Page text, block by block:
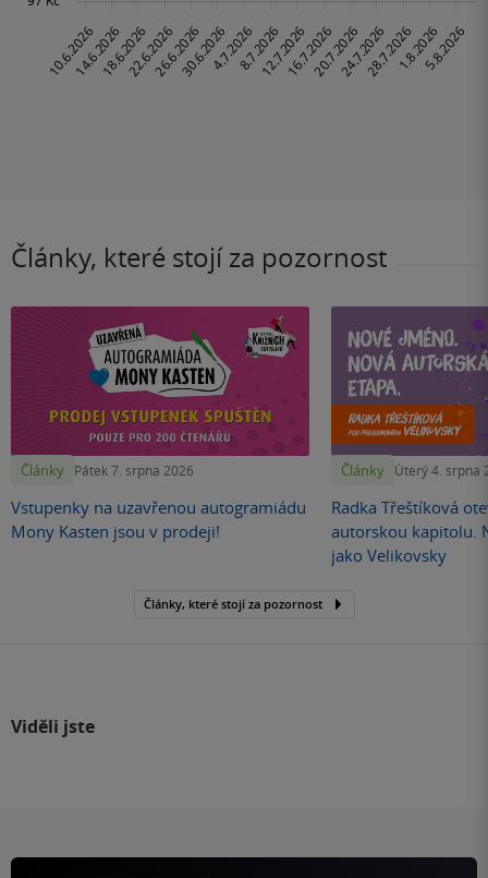
Články, které stojí za pozornost
Články Pátek 7. srpna 2026
Vstupenky na uzavřenou autogramiádu
Mony Kasten jsou v prodeji!
Články Úterý 4. srpna
Radka Třeštíková
autorskou kapitolu.
jako Velikovsky
Články, které stojí za pozornost
Viděli jste